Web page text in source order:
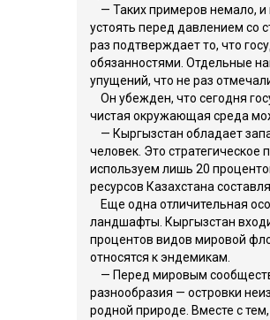
— Таких примеров немало, и
устоять перед давлением со
раз подтверждает то, что
обязанностями. Отдельные
упущений, что не раз
Он убежден, что сегодня
чистая окружающая среда
— Кыргызстан обладает
человек. Это
используем лишь 20
ресурсов Казахстана
Еще одна отличительная
ландшафты. Кыргызстан
процентов видов мировой
относятся к эндемикам.
— Перед мировым
разнообразия — островки
родной природе. Вместе с